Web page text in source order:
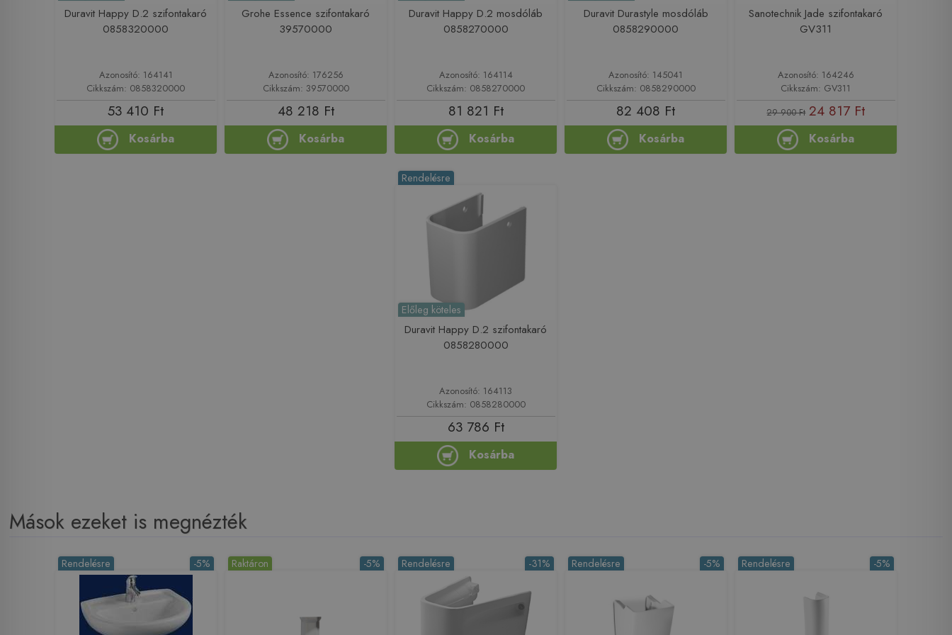
Duravit Happy D.2 szifontakaró
0858320000
Azonosító: 164141
Cikkszám: 0858320000
53 410 Ft
Kosárba
Grohe Essence szifontakaró
39570000
Azonosító: 176256
Cikkszám: 39570000
48 218 Ft
Kosárba
Duravit Happy D.2 mosdóláb
0858270000
Azonosító: 164114
Cikkszám: 0858270000
81 821 Ft
Kosárba
Duravit Durastyle mosdóláb
0858290000
Azonosító: 145041
Cikkszám: 0858290000
82 408 Ft
Kosárba
Sanotechnik Jade szifontakaró
GV311
Azonosító: 164246
Cikkszám: GV311
29 900 Ft 24 817 Ft
Kosárba
Rendelésre
Előleg köteles
Duravit Happy D.2 szifontakaró
0858280000
Azonosító: 164113
Cikkszám: 0858280000
63 786 Ft
Kosárba
Mások ezeket is megnézték
-5%
Rendelésre -5%
Raktáron -31%
Rendelésre -5%
Rendelésre -5%
Rendelésre